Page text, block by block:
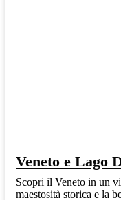
Veneto e Lago
Scopri il Veneto in un
maestosità storica e la